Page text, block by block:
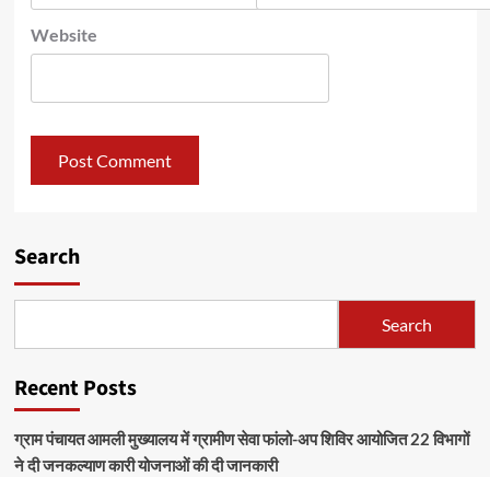
Website
Search
Search
Recent Posts
ग्राम पंचायत आमली मुख्यालय में ग्रामीण सेवा फांलो-अप शिविर आयोजित 22 विभागों
ने दी जनकल्याण कारी योजनाओं की दी जानकारी